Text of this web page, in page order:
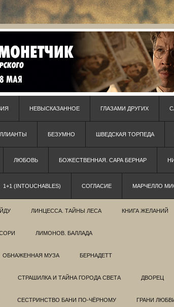
НЕВЫСКАЗАННОЕ ГЛАЗАМИ ДРУГИХ
БЕЗУМНО ШВЕДСКАЯ ТОРПЕДА
ЛЮБОВЬ БОЖЕСТВЕННАЯ. САРА БЕРНАР
1+1 (INTOUCHABLES) СОГЛАСИЕ МАРЧЕЛЛО
ЛИНЦЕССА. ТАЙНЫ ЛЕСА КНИГА ЖЕЛАНИЙ
ЛИМОНОВ. БАЛЛАДА
ОБНАЖЕННАЯ МУЗА БЕРНАДЕТТ
СТРАШИЛКА И ТАЙНА ГОРОДА СВЕТА ДВОРЕЦ
СЕСТРИНСТВО БАНИ ПО-ЧЁРНОМУ ГРАНИ